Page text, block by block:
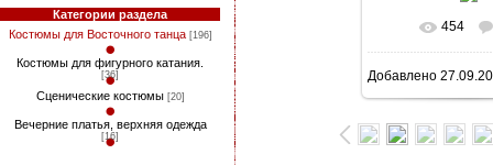
Категории раздела
Костюмы для Восточного танца [196]
Костюмы для фигурного катания.
[36]
Сценические костюмы [20]
Вечерние платья, верхняя одежда
[16]
В
749x1024/
454
Добавлено